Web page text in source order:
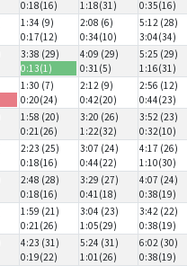
0:18(16)
1:18(31)
0:35(16)
1:34 (9)
0:17(12)
2:08 (6)
0:34(10)
5:12 (28)
3:04(34)
3:38 (29)
0:13(1)
4:09 (29)
0:31(5)
5:25 (29)
1:16(31)
1:30 (7)
0:20(24)
2:12 (9)
0:42(20)
2:56 (12)
0:44(23)
1:58 (20)
0:21(26)
3:20 (26)
1:22(32)
3:52 (23)
0:32(10)
2:23 (25)
0:18(16)
3:07 (24)
0:44(22)
4:17 (26)
1:10(30)
2:48 (28)
0:18(16)
3:29 (27)
0:41(18)
4:07 (24)
0:38(19)
1:59 (21)
0:21(26)
3:04 (23)
1:05(29)
3:42 (22)
0:38(19)
4:23 (31)
0:19(22)
5:24 (31)
1:01(26)
6:02 (30)
0:38(19)